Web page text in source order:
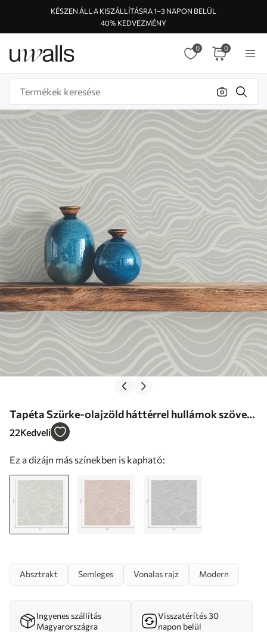
KÉSZEN ÁLL A KISZÁLLÍTÁSRA 1–3 NAPON BELÜL
40% KEDVEZMÉNY
0 0
Tapéta Szürke-olajzöld háttérrel hullámok szövet
textúrával Nr. a00681
22Kedveli
Ez a dizájn más színekben is kapható:
Absztrakt Semleges Vonalas rajz Modern
Ingyenes szállítás
Magyarországra
Visszatérítés 30
napon belül